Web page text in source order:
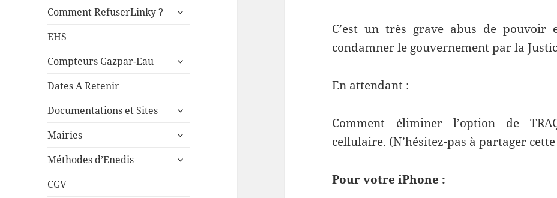
sous-
Comment RefuserLinky ?
ouvrir
EHS
Compteurs Gazpar-Eau
ouvrir
Dates A Retenir
Documentations et Sites
ouvrir
sous-
Mairies
ouvrir
sous-
Méthodes d’Enedis
ouvrir
CGV
C’est un très grave abus de
condamner le gouvernement par la
En attendant :
Comment éliminer l’option de
cellulaire. (N’hésitez-pas à partager
Pour votre iPhone :